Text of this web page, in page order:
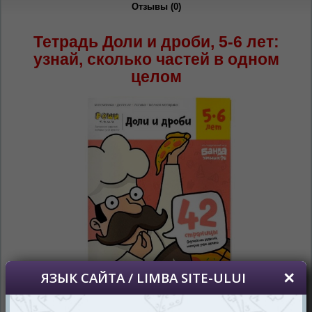
Отзывы (0)
Тетрадь Доли и дроби, 5-6 лет:
узнай, сколько частей в одном
целом